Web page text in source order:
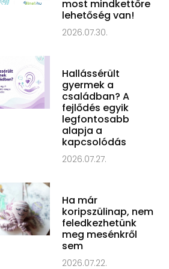
most mindkettőre
lehetőség van!
2026.07.30.
Hallássérült
gyermek a
családban? A
fejlődés egyik
legfontosabb
alapja a
kapcsolódás
2026.07.27.
Ha már
koripszülinap, nem
feledkezhetünk
meg mesénkről
sem
2026.07.22.